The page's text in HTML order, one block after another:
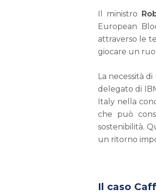
Il ministro
European
attraverso le
giocare un
La necessità
delegato di
Italy nella
che può
sostenibilità.
un ritorno
Il caso